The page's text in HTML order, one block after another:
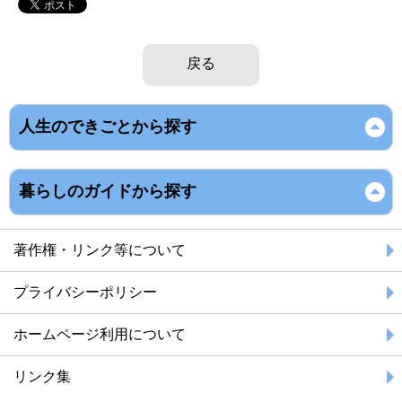
戻る
人生のできごとから探す
暮らしのガイドから探す
著作権・リンク等について
プライバシーポリシー
ホームページ利用について
リンク集